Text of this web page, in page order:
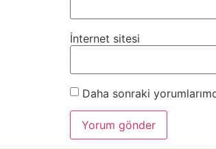
İnternet sitesi
Daha sonraki